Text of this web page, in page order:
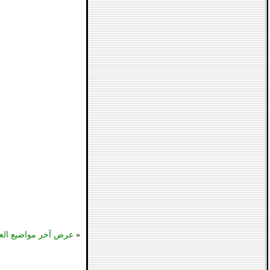
« عرض آخر مواضيع